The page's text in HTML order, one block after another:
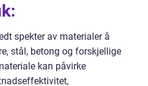
spekter av materialer å
stål, betong og forskjellige
kan påvirke